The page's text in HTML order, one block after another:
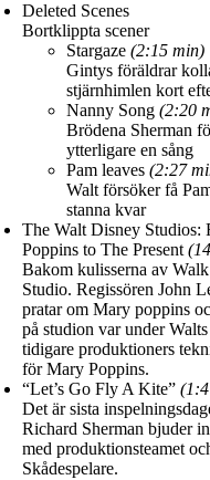
Deleted Scenes
Bortklippta scener
Stargaze (2:15 min)
Gintys föräldrar
stjärnhimlen kort
Nanny Song (2:20
Brödena Sherman
ytterligare en sång
Pam leaves (2:27
Walt försöker få
stanna kvar
The Walt Disney Studios:
Poppins to The Present
Bakom kulisserna av
Studio. Regissören John
pratar om Mary poppins
på studion var under
tidigare produktioners
för Mary Poppins.
“Let’s Go Fly A Kite”
Det är sista
Richard Sherman bjuder
med produktionsteamet
Skådespelare.